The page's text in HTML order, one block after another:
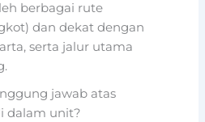
berbagai rute
dan dekat dengan
serta jalur utama
jawab atas
dalam unit?